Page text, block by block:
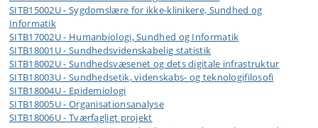
SITB15002U - Sygdomslære for ikke-klinikere, Sundhed og
Informatik
SITB17002U - Humanbiologi, Sundhed og Informatik
SITB18001U - Sundhedsvidenskabelig statistik
SITB18002U - Sundhedsvæsenet og dets digitale infrastruktur
SITB18003U - Sundhedsetik, videnskabs- og teknologifilosofi
SITB18004U - Epidemiologi
SITB18005U - Organisationsanalyse
SITB18006U - Tværfagligt projekt